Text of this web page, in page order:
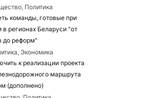
Политика
команды, готовые при
регионах Беларуси "от
до реформ"
Экономика
к реализации проекта
маршрута
(дополнено)